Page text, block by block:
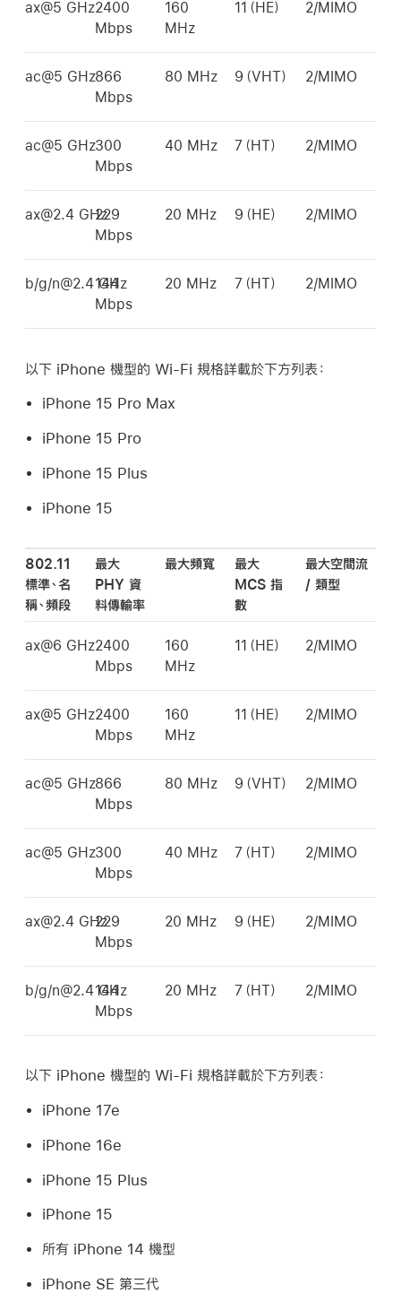
ax@5 GHz2400
Mbps
160
MHz
11（HE） 2/MIMO
ac@5 GHz866
Mbps
80 MHz 9（VHT） 2/MIMO
ac@5 GHz300
Mbps
40 MHz 7（HT） 2/MIMO
ax@2.4 GHz229
Mbps
20 MHz 9（HE） 2/MIMO
b/g/n@2.4 GHz
144
Mbps
20 MHz 7（HT） 2/MIMO
以下 iPhone 機型的 Wi-Fi 規格詳載於下方列表：
iPhone 15 Pro Max
iPhone 15 Pro
iPhone 15 Plus
iPhone 15
802.11
標準、名
稱、頻段
最大
PHY 資
料傳輸率
最大頻寬
最大
MCS 指
數
最大空間流
/ 類型
ax@6 GHz2400
Mbps
160
MHz
11（HE） 2/MIMO
ax@5 GHz2400
Mbps
160
MHz
11（HE） 2/MIMO
ac@5 GHz866
Mbps
80 MHz 9（VHT） 2/MIMO
ac@5 GHz300
Mbps
40 MHz 7（HT） 2/MIMO
ax@2.4 GHz229
Mbps
20 MHz 9（HE） 2/MIMO
b/g/n@2.4 GHz
144
Mbps
20 MHz 7（HT） 2/MIMO
以下 iPhone 機型的 Wi-Fi 規格詳載於下方列表：
iPhone 17e
iPhone 16e
iPhone 15 Plus
iPhone 15
所有 iPhone 14 機型
iPhone SE 第三代